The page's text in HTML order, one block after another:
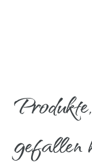
gefallen